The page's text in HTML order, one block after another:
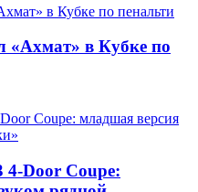
«Ахмат» в Кубке по
4-Door Coupe: